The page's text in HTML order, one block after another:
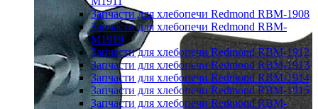
Запчасти для хлебопечи Redmond RBM-1908
Запчасти для хлебопечи Redmond RBM-
M1919
Запчасти для хлебопечи Redmond RBM-1912
Запчасти для хлебопечи Redmond RBM-1913
Запчасти для хлебопечи Redmond RBM-1914
Запчасти для хлебопечи Redmond RBM-1915
Запчасти для хлебопечи Redmond RBM-